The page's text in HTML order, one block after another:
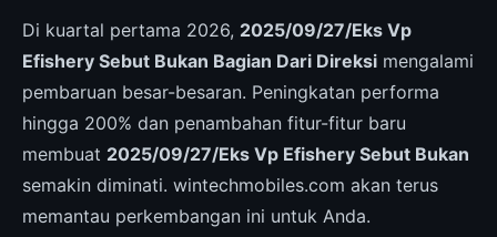
Di kuartal pertama 2026, 2025/09/27/Eks Vp
Efishery Sebut Bukan Bagian Dari Direksi mengalami
pembaruan besar-besaran. Peningkatan performa
hingga 200% dan penambahan fitur-fitur baru
membuat 2025/09/27/Eks Vp Efishery Sebut Bukan
semakin diminati. wintechmobiles.com akan terus
memantau perkembangan ini untuk Anda.